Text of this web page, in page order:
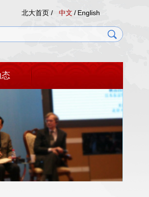
北大首页 / 中文 / English